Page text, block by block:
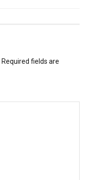
Required fields are